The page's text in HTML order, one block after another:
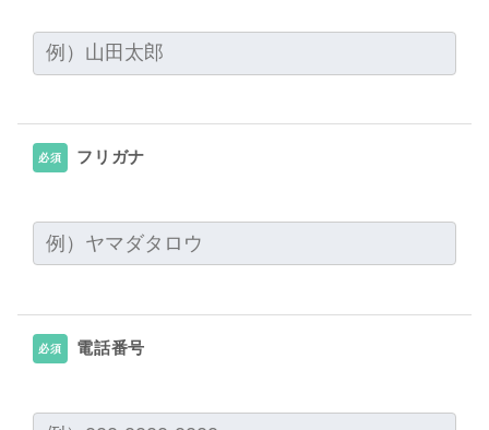
必須 フリガナ
必須 電話番号